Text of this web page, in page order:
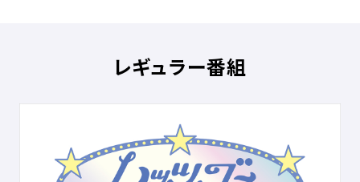
レギュラー番組